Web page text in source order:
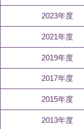
2023年度
2021年度
2019年度
2017年度
2015年度
2013年度